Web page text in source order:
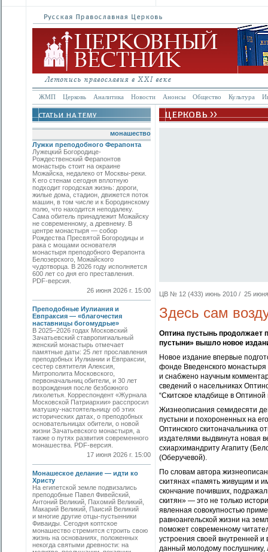
ЖМП Церковь Аналитика Новости Анонсы Общество Культура
монашество
Лужки преподобного Ферапонта
Лужецкий Богородице-
Рождественский Ферапонтов
монастырь стоит на окраине
Можайска, недалеко от Москвы-реки.
К его стенам сегодня вплотную
подходит городская жизнь: дороги,
жилые дома, стадион, движется поток
машин, в том числе и к Бородинскому
полю, что находится неподалеку.
Сама обитель принадлежит Можайску
не современному, а древнему. В
центре монастыря — собор
Рождества Пресвятой Богородицы и
рака с мощами основателя
монастыря преподобного Ферапонта
Белозерского, Можайского
чудотворца. В 2026 году исполняется
600 лет со дня его преставления.
PDF-версия.
26 июня 2026 г. 15:00
Преподобные Иулиания и
Евпраксия — «благочестия
наставницы богомудрые»
В 2025–2026 годах Московский
Зачатьевский ставропигиальный
женский монастырь отмечает
памятные даты: 25 лет прославления
преподобных Иулиании и Евпраксии,
сестер святителя Алексия,
Митрополита Московского,
первоначальниц обители, и 30 лет
возрождения после безбожного
лихолетья. Корреспондент «Журнала
Московской Патриархии» расспросил
матушку-настоятельницу об этих
исторических датах, о преподобных
основательницах обители, о новой
жизни Зачатьевского монастыря, а
также о путях развития современного
монашества. PDF-версия.
17 июня 2026 г. 15:00
Монашеское делание — идти ко
Христу
На египетской земле подвизались
преподобные Павел Фивейский,
Антоний Великий, Пахомий Великий,
Макарий Великий, Паисий Великий
и многие другие отцы-пустынники
Фиваиды. Сегодня коптское
монашество стремится строить свою
жизнь на основаниях, положенных
некогда святыми древности: на
ЦВ № 12 (433) июнь 2010 / 25 июня
Здесь сам
Оптина пустынь продолжает
пустыни» вышло новое
Новое издание впервые
фонде Введенского монастыря
и снабжено научным
сведений о насельниках
“Скитское кладбище в
Жизнеописания семидесяти
пустыни и похороненных на
Оптинского скитоначальника
издателями выдвинута новая
схиархимандриту Агапиту
(Оберучевой).
По словам автора
скитянах «память живущим и
скончание почивших,
скитян» — это не только
явленная совокупностью
равноангельской жизни на
поможет современному
устроения своей внутренней
данный молодому послушнику,